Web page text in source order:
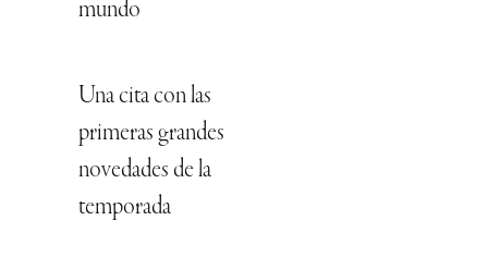
mundo
Una cita con las
primeras grandes
novedades de la
temporada